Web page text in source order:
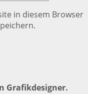
in diesem Browser
Grafikdesigner.